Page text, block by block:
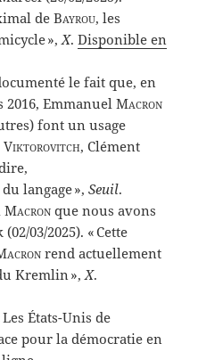
deBayrou, les
»,X.Disponible en
le fait que, en
2016, EmmanuelMacron
font un usage
Viktorovitch, Clément
du langage »,Seuil.
Macron que nous avons
03/2025). « Cette
rend actuellement
Kremlin »,X.
États-Unis de
pour la démocratie en